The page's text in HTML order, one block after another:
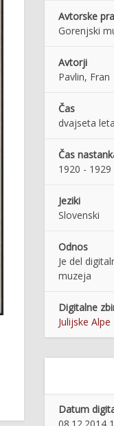
Avtorske
Gorenjski
Avtorji
Pavlin, Fran
Čas
dvajseta
Čas
1920 - 1929
Jeziki
Slovenski
Odnos
Je del
muzeja
Digitalne
Julijske Alpe
Datum